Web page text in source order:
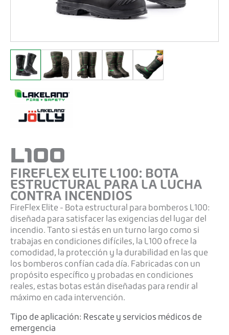
L100
FIREFLEX ELITE L100: BOTA
ESTRUCTURAL PARA LA LUCHA
CONTRA INCENDIOS
FireFlex Elite - Bota estructural para bomberos L100:
diseñada para satisfacer las exigencias del lugar del
incendio. Tanto si estás en un turno largo como si
trabajas en condiciones difíciles, la L100 ofrece la
comodidad, la protección y la durabilidad en las que
los bomberos confían cada día. Fabricadas con un
propósito específico y probadas en condiciones
reales, estas botas están diseñadas para rendir al
máximo en cada intervención.
Tipo de aplicación: Rescate y servicios médicos de
emergencia